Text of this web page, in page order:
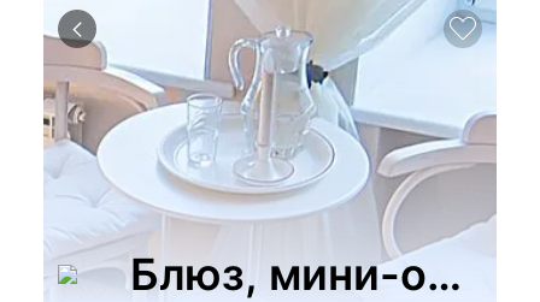
Блюз, мини-отель